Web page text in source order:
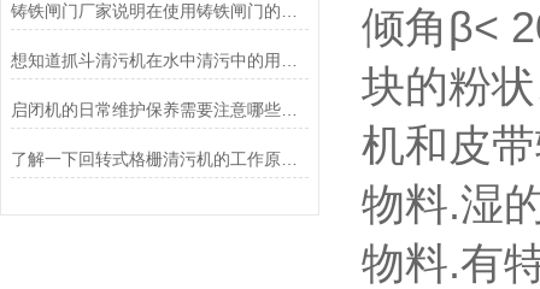
启闭机的日常维护保养需要注意哪些方面？
了解一下回转式格栅清污机的工作原理及特点
倾角β<
块的粉
机和皮
物料.湿
物料.有